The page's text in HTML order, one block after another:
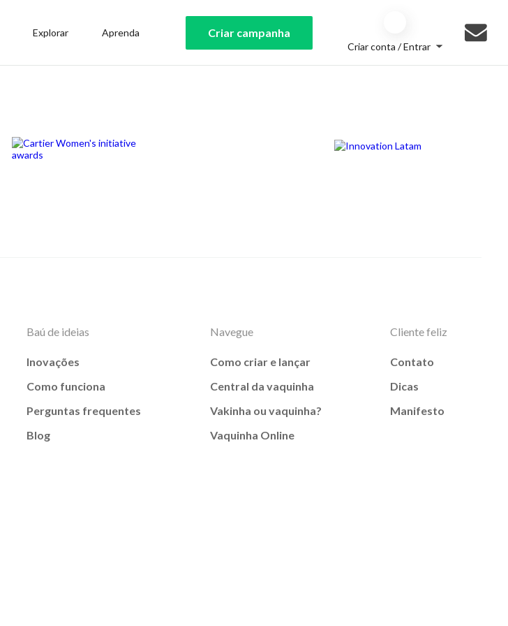
Explorar Aprenda Criar campanha
Criar conta / Entrar
Baú de ideias
Inovações
Como funciona
Perguntas frequentes
Blog
Navegue
Como criar e lançar
Central da vaquinha
Vakinha ou vaquinha?
Vaquinha Online
Cliente feliz
Contato
Dicas
Manifesto